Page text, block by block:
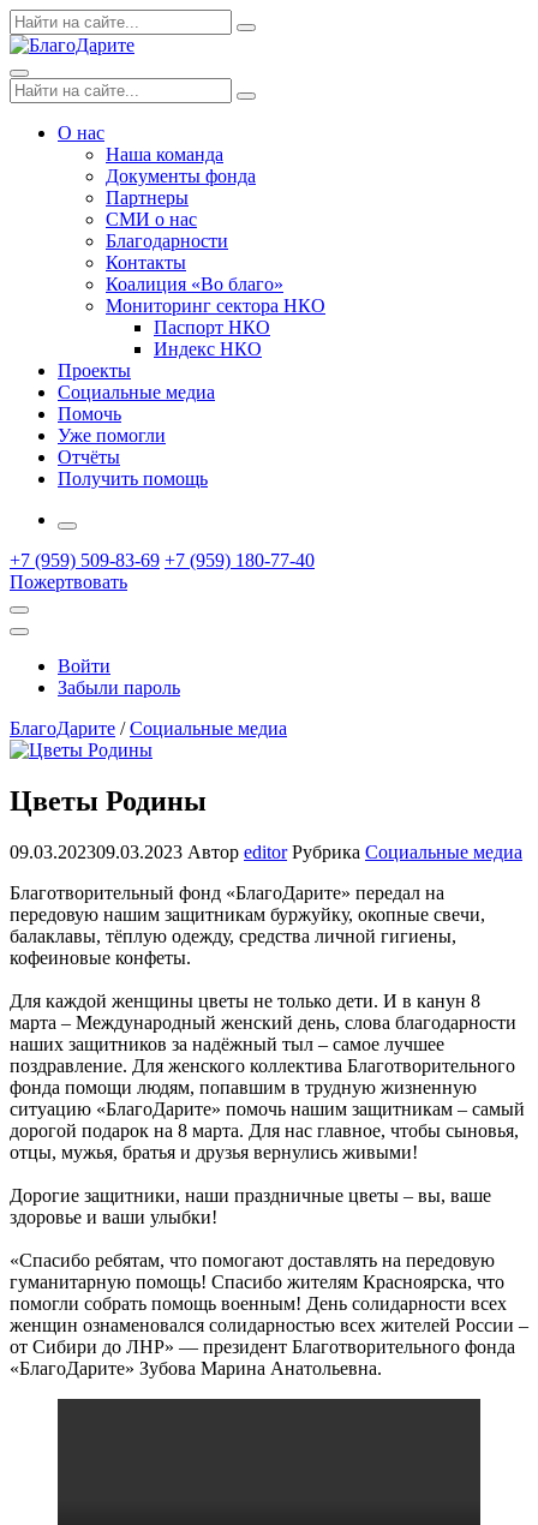
Skip
to
Поиск
по:
Search
Menu
Поиск
по:
Search
О нас
Наша команда
Документы фонда
Партнеры
СМИ о нас
Благодарности
Контакты
Коалиция «Во благо»
Мониторинг сектора НКО
Паспорт НКО
Индекс НКО
Проекты
Социальные медиа
Помочь
Уже помогли
Отчёты
Получить помощь
More
+7 (959) 509-83-69 +7 (959) 180-77-40
Пожертвовать
Открыть
поиск
Профиль
Войти
Забыли пароль
БлагоДарите /Социальные медиа
Цветы Родины
09.03.202309.03.2023 Автор editor Рубрика Социальные медиа
Благотворительный фонд «БлагоДарите» передал на
передовую нашим защитникам буржуйку, окопные свечи,
балаклавы, тёплую одежду, средства личной гигиены,
кофеиновые конфеты.
Для каждой женщины цветы не только дети. И в канун 8
марта – Международный женский день, слова благодарности
наших защитников за надёжный тыл – самое лучшее
поздравление. Для женского коллектива Благотворительного
фонда помощи людям, попавшим в трудную жизненную
ситуацию «БлагоДарите» помочь нашим защитникам – самый
дорогой подарок на 8 марта. Для нас главное, чтобы сыновья,
отцы, мужья, братья и друзья вернулись живыми!
Дорогие защитники, наши праздничные цветы – вы, ваше
здоровье и ваши улыбки!
«Спасибо ребятам, что помогают доставлять на передовую
гуманитарную помощь! Спасибо жителям Красноярска, что
помогли собрать помощь военным! День солидарности всех
женщин ознаменовался солидарностью всех жителей России –
от Сибири до ЛНР» — президент Благотворительного фонда
«БлагоДарите» Зубова Марина Анатольевна.